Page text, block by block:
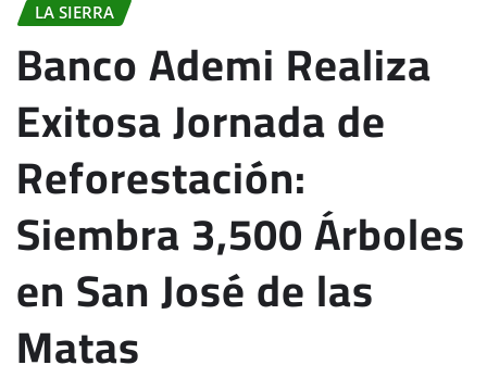
LA SIERRA
Banco Ademi Realiza
Exitosa Jornada de
Reforestación:
Siembra 3,500 Árboles
en San José de las
Matas